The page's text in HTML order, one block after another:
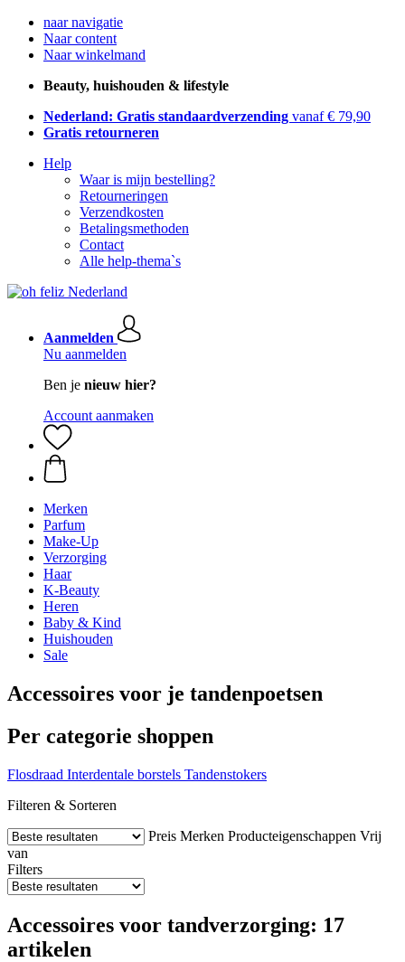
naar navigatie
Naar content
Naar winkelmand
Beauty, huishouden & lifestyle
Nederland: Gratis standaardverzending vanaf € 79,90
Gratis retourneren
Help
Waar is mijn bestelling?
Retourneringen
Verzendkosten
Betalingsmethoden
Contact
Alle help-thema`s
Aanmelden
Nu aanmelden
Ben je nieuw hier?
Account aanmaken
Merken
Parfum
Make-Up
Verzorging
Haar
K-Beauty
Heren
Baby & Kind
Huishouden
Sale
Accessoires voor je tandenpoetsen
Per categorie shoppen
Flosdraad Interdentale borstels Tandenstokers
Filteren & Sorteren
Preis Merken Producteigenschappen Vrij
van
Filters
Accessoires voor tandverzorging: 17
artikelen